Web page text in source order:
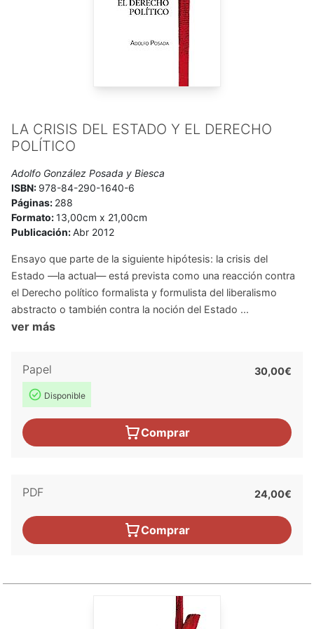
prácticos de Política y Sociología. Fue Senador por
LA CRISIS DEL ESTADO Y EL DERECHO
POLÍTICO
Adolfo González Posada y Biesca
ISBN: 978-84-290-1640-6
Páginas: 288
Formato:13,00cm x 21,00cm
Publicación:Abr 2012
Ensayo que parte de la siguiente hipótesis: la crisis del
Estado —la actual— está prevista como una reacción contra
el Derecho político formalista y formulista del liberalismo
abstracto o también contra la noción del Estado ...
ver más
Papel
Disponible
30,00€
Comprar
PDF 24,00€
Comprar